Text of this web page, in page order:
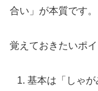
合い」が本質です。
覚えておきたいポ
基本は「しゃ